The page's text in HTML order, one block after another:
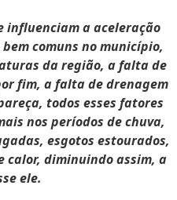
influenciam a aceleração
comuns no município,
da região, a falta de
fim, a falta de drenagem
todos esses fatores
nos períodos de chuva,
esgotos estourados,
calor, diminuindo assim, a
ele.